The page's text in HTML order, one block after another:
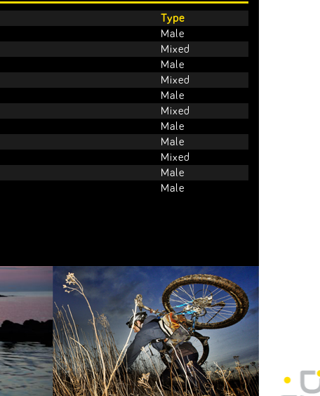
Type
Male
Mixed
Male
Mixed
Male
Mixed
Male
Male
Mixed
Male
Male